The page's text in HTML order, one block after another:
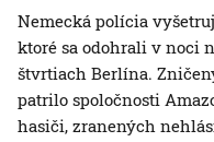
Nemecká polícia
ktoré sa odohrali v noci
štvrtiach Berlína.
patrilo spoločnosti
hasiči, zranených